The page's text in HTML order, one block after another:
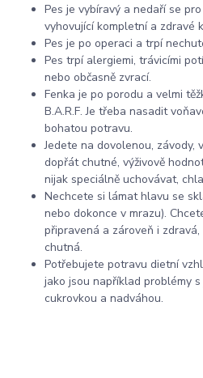
Pes je vybíravý a nedaří se
vyhovující kompletní a zdravé
Pes je po operaci a trpí
Pes trpí alergiemi, trávicími
nebo občasně zvrací.
Fenka je po porodu a velmi
B.A.R.F. Je třeba nasadit
bohatou potravu.
Jedete na dovolenou, závody,
dopřát chutné, výživově
nijak speciálně uchovávat,
Nechcete si lámat hlavu se
nebo dokonce v mrazu).
připravená a zároveň i
chutná.
Potřebujete potravu dietní
jako jsou například problémy
cukrovkou a nadváhou.